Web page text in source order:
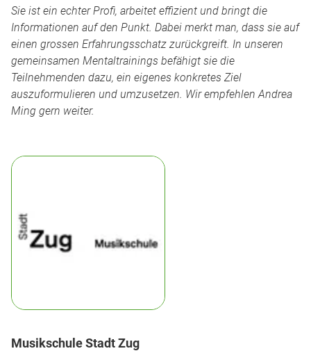
Sie ist ein echter Profi, arbeitet effizient und bringt die
Informationen auf den Punkt. Dabei merkt man, dass sie auf
einen grossen Erfahrungsschatz zurückgreift. In unseren
gemeinsamen Mentaltrainings befähigt sie die
Teilnehmenden dazu, ein eigenes konkretes Ziel
auszuformulieren und umzusetzen. Wir empfehlen Andrea
Ming gern weiter.
Musikschule Stadt Zug